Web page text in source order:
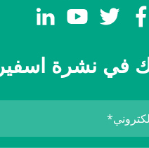
في نشرة اسفير